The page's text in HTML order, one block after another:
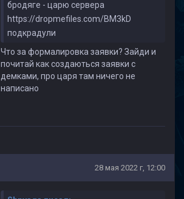
бродяге - царю сервера
https://dropmefiles.com/BM3kD
подкрадули
Что за формалировка заявки? Зайди и
почитай как создаються заявки с
демками, про царя там ничего не
написано
28 мая 2022 г, 12:00